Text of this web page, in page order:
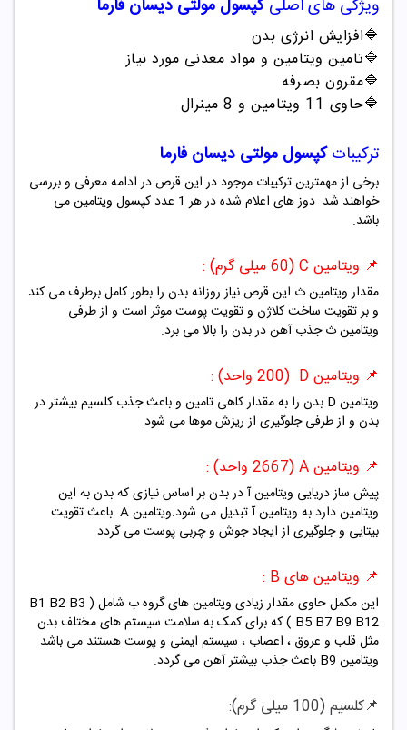
ویژگی های اصلیکپسول مولتی دیسان فارما
🔷افزایش انرژی بدن
🔷تامین ویتامین و مواد معدنی مورد نیاز
🔷مقرون بصرفه
🔷حاوی 11 ویتامین و 8 مینرال
ترکیباتکپسول مولتی دیسان فارما
برخی از مهمترین ترکیبات موجود در این قرص در ادامه معرفی و بررسی
خواهند شد. دوز های اعلام شده در هر 1 عدد کپسول ویتامین می
باشد.
📌 ویتامین C (60 میلی گرم) :
مقدار ویتامین ث این قرص نیاز روزانه بدن را بطور کامل برطرف می کند
و بر تقویت ساخت کلاژن و تقویت پوست موثر است و از طرفی
ویتامین ث جذب آهن در بدن را بالا می برد.
📌 ویتامین D (200 واحد) :
ویتامین D بدن را به مقدار کاهی تامین و باعث جذب کلسیم بیشتر در
بدن و از طرفی جلوگیری از ریزش موها می شود.
📌 ویتامین A (2667 واحد) :
پیش ساز دریایی ویتامین آ در بدن بر اساس نیازی که بدن به این
ویتامین دارد به ویتامین آ تبدیل می شود.ویتامین A باعث تقویت
بیتایی و جلوگیری از ایجاد جوش و چربی پوست می گردد.
📌 ویتامین های B :
این مکمل حاوی مقدار زیادی ویتامین های گروه ب شامل ( B1 B2 B3
B5 B7 B9 B12 ) که برای کمک به سلامت سیستم های مختلف بدن
مثل قلب و عروق ، اعصاب ، سیستم ایمنی و پوست هستند می باشد.
ویتامین B9 باعث جذب بیشتر آهن می گردد.
📌کلسیم (100 میلی گرم):